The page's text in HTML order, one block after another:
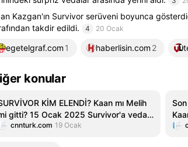
Kazgan'ın Survivor serüveni boyunca
takdir edildi.
4 20 Ocak
egetelgraf.com 1 haberlisin.com 2
konular
KİM ELENDİ? Kaan mı Melih
gitti? 15 Ocak 2025 Survivor'a veda
isim!
cnnturk.com 19 Ocak